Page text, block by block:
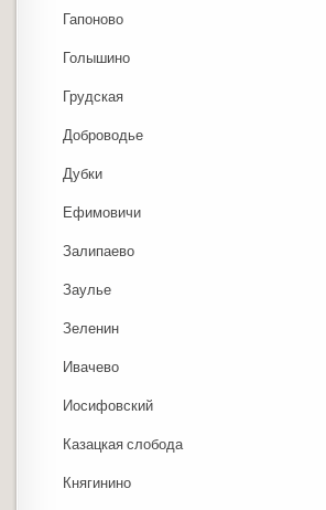
Гапоново
Голышино
Грудская
Доброводье
Дубки
Ефимовичи
Залипаево
Заулье
Зеленин
Ивачево
Иосифовский
Казацкая слобода
Княгинино